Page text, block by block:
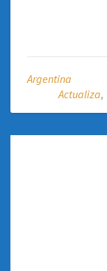
Argentina
Actualiza,